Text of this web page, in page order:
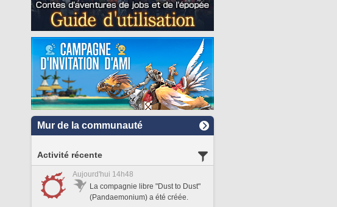
Mur de la communauté
Activité récente
Aujourd'hui 14h48
La compagnie libre "Dust to Dust"
(Pandaemonium) a été créée.